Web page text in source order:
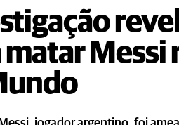
matar Messi